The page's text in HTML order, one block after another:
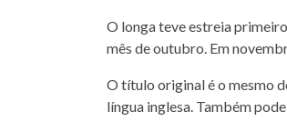
O longa teve estreia
mês de outubro. Em
O título original é o mesmo
língua inglesa. Também